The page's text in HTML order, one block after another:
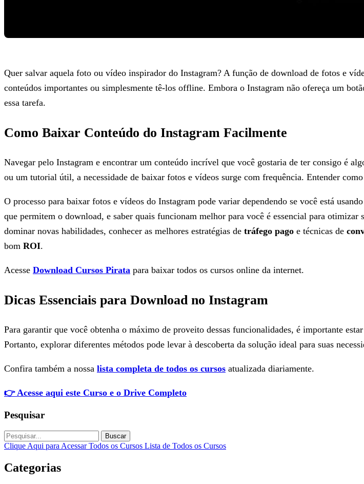
Quer salvar aquela foto ou vídeo inspirador do Instagram? A função de download de fotos e
conteúdos importantes ou simplesmente tê-los offline. Embora o Instagram não ofereça um
essa tarefa.
Como Baixar Conteúdo do Instagram Facilmente
Navegar pelo Instagram e encontrar um conteúdo incrível que você gostaria de ter consigo é
ou um tutorial útil, a necessidade de baixar fotos e vídeos surge com frequência. Entender
O processo para baixar fotos e vídeos do Instagram pode variar dependendo se você está
que permitem o download, e saber quais funcionam melhor para você é essencial para
dominar novas habilidades, conhecer as melhores estratégias de tráfego pago e técnicas de
bom ROI.
Acesse Download Cursos Pirata para baixar todos os cursos online da internet.
Dicas Essenciais para Download no Instagram
Para garantir que você obtenha o máximo de proveito dessas funcionalidades, é importante
Portanto, explorar diferentes métodos pode levar à descoberta da solução ideal para suas
Confira também a nossa lista completa de todos os cursos atualizada diariamente.
👉 Acesse aqui este Curso e o Drive Completo
Pesquisar
Buscar
Clique Aqui para Acessar Todos os Cursos Lista de Todos os Cursos
Categorias